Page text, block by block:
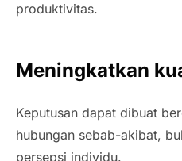
produktivitas.
Meningkatkan
Keputusan dapat dibuat
hubungan sebab-akibat,
persepsi individu.